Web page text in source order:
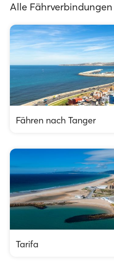
Alle
Fähren nach Tanger
Tarifa